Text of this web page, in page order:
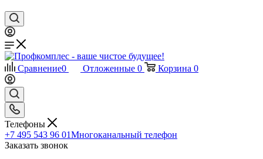
Сравнение0 Отложенные 0 Корзина 0
Телефоны
+7 495 543 96 01Многоканальный телефон
Заказать звонок